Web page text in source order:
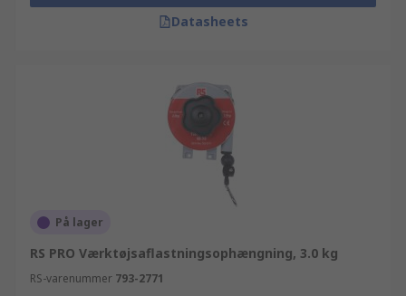
Datasheets
På lager
RS PRO Værktøjsaflastningsophængning, 3.0 kg
RS-varenummer 793-2771